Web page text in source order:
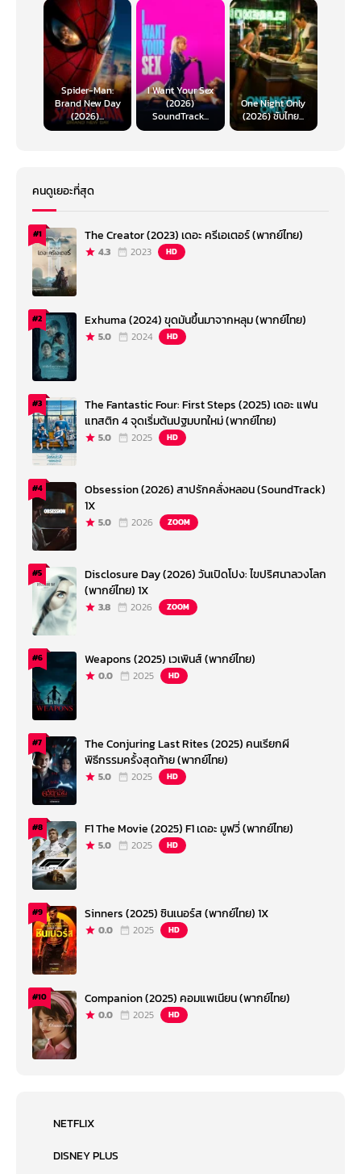
Spider-Man:
Brand New Day
(2026)...
I Want Your Sex
(2026)
SoundTrack...
One Night Only
(2026) ซับไทย...
คนดูเยอะที่สุด
#1 The Creator (2023) เดอะ ครีเอเตอร์ (พากย์ไทย)
4.3 2023 HD
#2 Exhuma (2024) ขุดมันขึ้นมาจากหลุม (พากย์ไทย)
5.0 2024 HD
#3
The Fantastic Four: First Steps (2025) เดอะ แฟน
แทสติก 4 จุดเริ่มต้นปฐมบทใหม่ (พากย์ไทย)
5.0 2025 HD
#4
Obsession (2026) สาปรักคลั่งหลอน (SoundTrack)
1X
5.0 2026 ZOOM
#5
Disclosure Day (2026) วันเปิดโปง: ไขปริศนาลวงโลก
(พากย์ไทย) 1X
3.8 2026 ZOOM
#6 Weapons (2025) เวเพินส์ (พากย์ไทย)
0.0 2025 HD
#7
The Conjuring Last Rites (2025) คนเรียกผี
พิธีกรรมครั้งสุดท้าย (พากย์ไทย)
5.0 2025 HD
#8 F1 The Movie (2025) F1 เดอะ มูฟวี่ (พากย์ไทย)
5.0 2025 HD
#9 Sinners (2025) ซินเนอร์ส (พากย์ไทย) 1X
0.0 2025 HD
#10 Companion (2025) คอมแพเนียน (พากย์ไทย)
0.0 2025 HD
NETFLIX
DISNEY PLUS